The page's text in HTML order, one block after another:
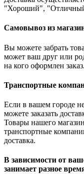
"Хороший",
Самовывоз из
Вы можете забрать
может ваш друг или
на кого оформлен заказ.
Транспортные
Если в вашем городе
можете заказать
Товары нашего
транспортные
доставка.
В зависимости от
занимает разное